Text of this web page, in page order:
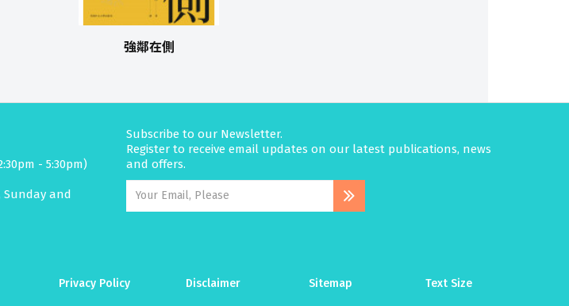
強鄰在側
- 5:30pm)
Sunday and
Subscribe to our Newsletter.
Register to receive email updates on our latest publications, news
and offers.
Privacy Policy Disclaimer Sitemap Text Size